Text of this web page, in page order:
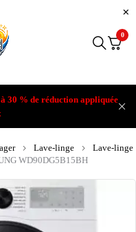
30 % de réduction appliquée
0
Lave-linge
Lave-linge
WD90DG5B15BH